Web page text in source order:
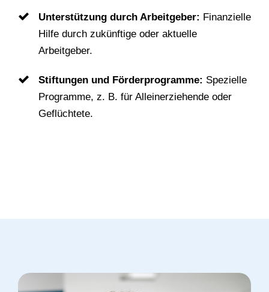
Unterstützung durch Arbeitgeber: Finanzielle
Hilfe durch zukünftige oder aktuelle
Arbeitgeber.
Stiftungen und Förderprogramme: Spezielle
Programme, z. B. für Alleinerziehende oder
Geflüchtete.